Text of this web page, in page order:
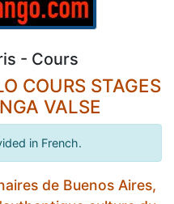
- Cours
COURS STAGES
VALSE
in French.
de Buenos Aires,